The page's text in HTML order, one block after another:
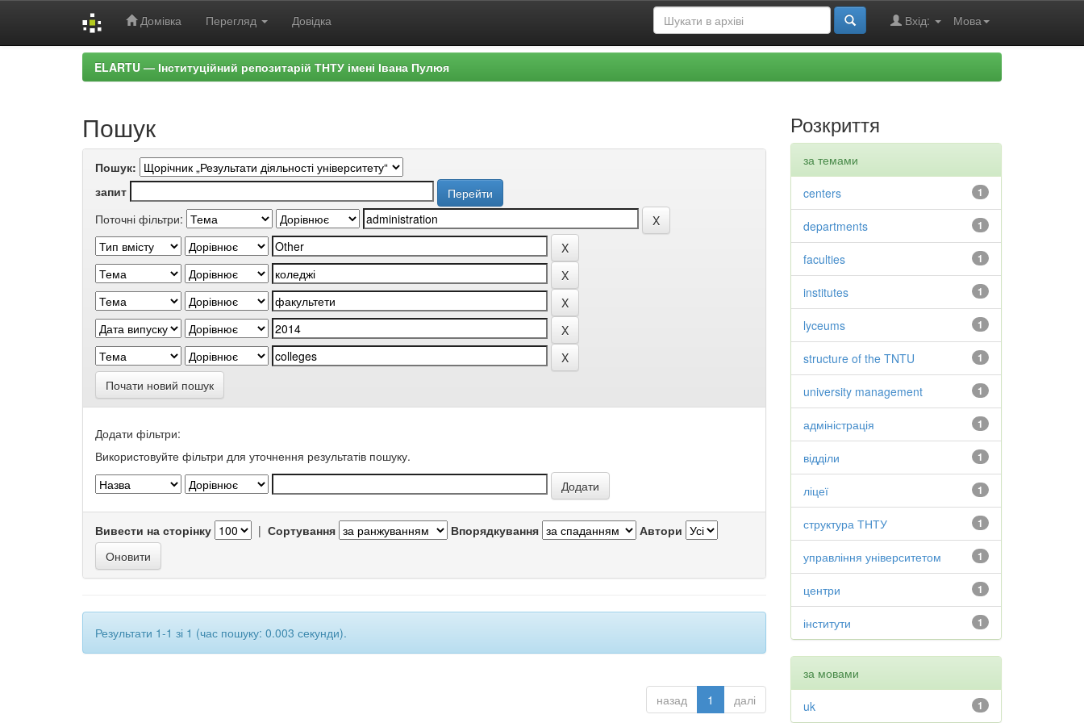
Домівка Перегляд Довідка Мова
Вхід:
ELARTU — Інституційний репозитарій ТНТУ імені Івана Пулюя
Пошук
Пошук:
запит
Поточні фільтри:
Почати новий пошук
Додати фільтри:
Використовуйте фільтри для уточнення результатів пошуку.
Вивести на сторінку | Сортування Впорядкування Автори
Результати 1-1 зі 1 (час пошуку: 0.003 секунди).
назад 1 далі
Розкриття
за темами
1
centers
1
departments
1
faculties
1
institutes
1
lyceums
1
structure of the TNTU
1
university management
1
адміністрація
1
відділи
1
ліцеї
1
структура ТНТУ
1
управління університетом
1
центри
1
інститути
за мовами
1
uk